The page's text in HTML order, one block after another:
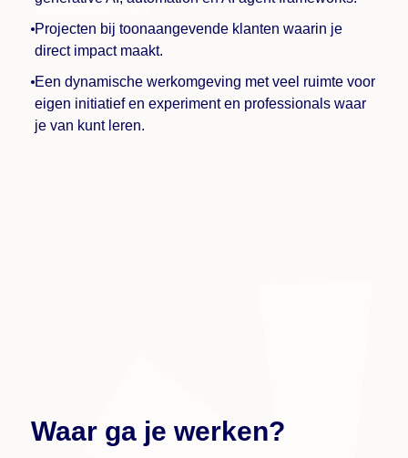
Projecten bij toonaangevende klanten waarin je
direct impact maakt.
Een dynamische werkomgeving met veel ruimte voor
eigen initiatief en experiment en professionals waar
je van kunt leren.
Waar ga je werken?